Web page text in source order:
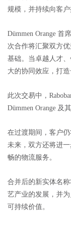
规模，并持续向客
Dümmen Orange 首
次合作将汇聚双方
基础。当卓越人才
大的协同效应，打
此次交易中，
Dümmen Orange 及
在过渡期间，客户
未来，双方还将进
畅的物流服务。
合并后的新实体名
艺产业的发展，并
可持续价值。